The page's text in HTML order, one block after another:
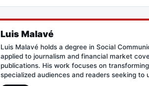
Luis Malavé
Luis Malavé holds a degree in Social
applied to journalism and financial market
publications. His work focuses on
specialized audiences and readers seeking to